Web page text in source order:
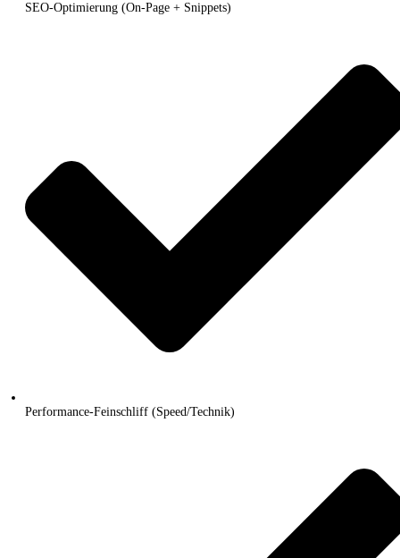
SEO-Optimierung (On-Page + Snippets)
Performance-Feinschliff (Speed/Technik)